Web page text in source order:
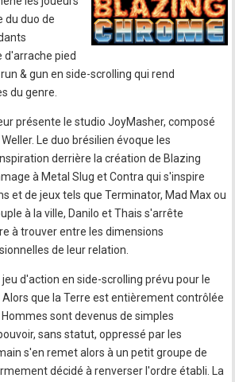
du duo de
d'arrache pied
& gun en side-scrolling qui rend
du genre.
présente le studio JoyMasher, composé
Le duo brésilien évoque les
derrière la création de Blazing
à Metal Slug et Contra qui s'inspire
et de jeux tels que Terminator, Mad Max ou
à la ville, Danilo et Thais s'arrête
à trouver entre les dimensions
de leur relation.
d'action en side-scrolling prévu pour le
que la Terre est entièrement contrôlée
sont devenus de simples
sans statut, oppressé par les
s'en remet alors à un petit groupe de
décidé à renverser l'ordre établi. La